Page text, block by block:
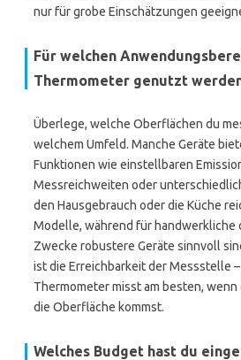
nur für grobe Einschätzungen
Für welchen
Thermometer genutzt
Überlege, welche Oberflächen du
welchem Umfeld. Manche Geräte
Funktionen wie einstellbaren
Messreichweiten oder
den Hausgebrauch oder die Küche
Modelle, während für handwerkliche
Zwecke robustere Geräte sinnvoll
ist die Erreichbarkeit der Messstelle
Thermometer misst am besten, wenn
die Oberfläche kommst.
Welches Budget hast du